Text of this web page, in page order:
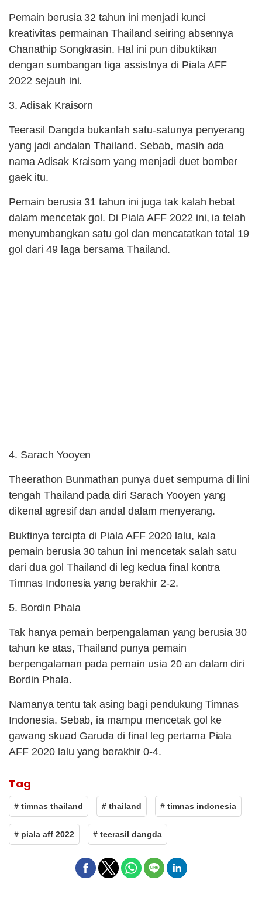
Pemain berusia 32 tahun ini menjadi kunci
kreativitas permainan Thailand seiring absennya
Chanathip Songkrasin. Hal ini pun dibuktikan
dengan sumbangan tiga assistnya di Piala AFF
2022 sejauh ini.
3. Adisak Kraisorn
Teerasil Dangda bukanlah satu-satunya penyerang
yang jadi andalan Thailand. Sebab, masih ada
nama Adisak Kraisorn yang menjadi duet bomber
gaek itu.
Pemain berusia 31 tahun ini juga tak kalah hebat
dalam mencetak gol. Di Piala AFF 2022 ini, ia telah
menyumbangkan satu gol dan mencatatkan total 19
gol dari 49 laga bersama Thailand.
4. Sarach Yooyen
Theerathon Bunmathan punya duet sempurna di lini
tengah Thailand pada diri Sarach Yooyen yang
dikenal agresif dan andal dalam menyerang.
Buktinya tercipta di Piala AFF 2020 lalu, kala
pemain berusia 30 tahun ini mencetak salah satu
dari dua gol Thailand di leg kedua final kontra
Timnas Indonesia yang berakhir 2-2.
5. Bordin Phala
Tak hanya pemain berpengalaman yang berusia 30
tahun ke atas, Thailand punya pemain
berpengalaman pada pemain usia 20 an dalam diri
Bordin Phala.
Namanya tentu tak asing bagi pendukung Timnas
Indonesia. Sebab, ia mampu mencetak gol ke
gawang skuad Garuda di final leg pertama Piala
AFF 2020 lalu yang berakhir 0-4.
Tag
# timnas thailand # thailand # timnas indonesia
# piala aff 2022 # teerasil dangda